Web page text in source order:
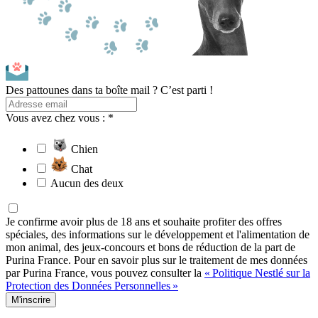
Des pattounes dans ta boîte mail ? C’est parti !
Vous avez chez vous : *
Chien
Chat
Aucun des deux
Je confirme avoir plus de 18 ans et souhaite profiter des offres
spéciales, des informations sur le développement et l'alimentation de
mon animal, des jeux-concours et bons de réduction de la part de
Purina France. Pour en savoir plus sur le traitement de mes données
par Purina France, vous pouvez consulter la « Politique Nestlé sur la
Protection des Données Personnelles »
M'inscrire